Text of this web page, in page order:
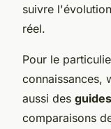
suivre
réel.
Pour le
connaissances,
aussi des
comparaisons